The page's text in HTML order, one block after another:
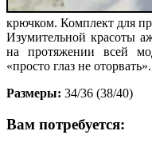
крючком. Комплект для
Изумительной красоты
на протяжении всей
«просто глаз не оторвать».
Размеры: 34/36 (38/40)
Вам потребуется: